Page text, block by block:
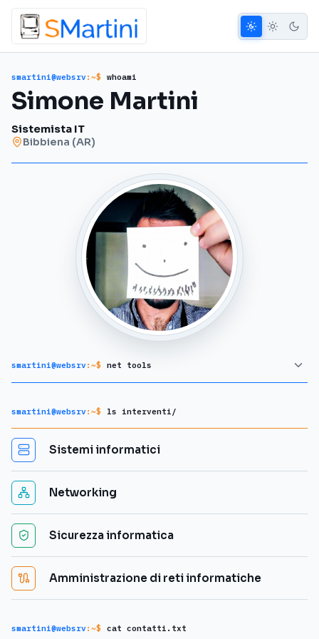
smartini@websrv:~$ whoami
Simone Martini
Sistemista IT
Bibbiena (AR)
smartini@websrv:~$ net tools
smartini@websrv:~$ ls interventi/
Sistemi informatici
Networking
Sicurezza informatica
Amministrazione di reti informatiche
smartini@websrv:~$ cat contatti.txt